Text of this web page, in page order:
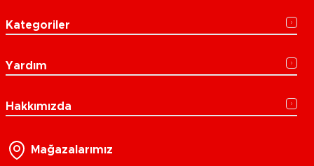
Kategoriler
Yardım
Hakkımızda
Mağazalarımız